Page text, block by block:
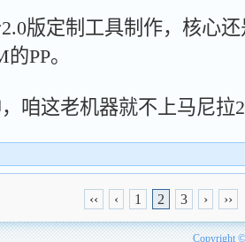
版定制工具制作，核心
PP。
咱这老机器就不上马尼拉
‹‹ ‹ 1 2 3 › ››
Copyright